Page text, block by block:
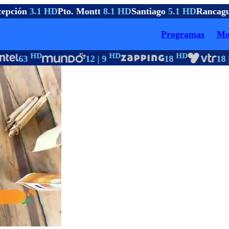
3.1 HDPto. Montt8.1 HDSantiago5.1 HD
Programas
63HD 12 | 9HD 18HD 18 |